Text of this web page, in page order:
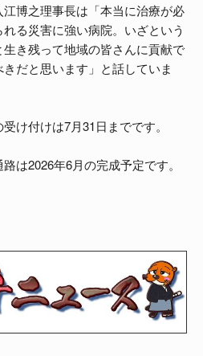
博之理事長は「本当に治療が必
る災害に強い病院。いざという
き残って地域の皆さんに貢献で
だと思います」と話していま
け付けは7月31日までです。
は2026年6月の完成予定です。